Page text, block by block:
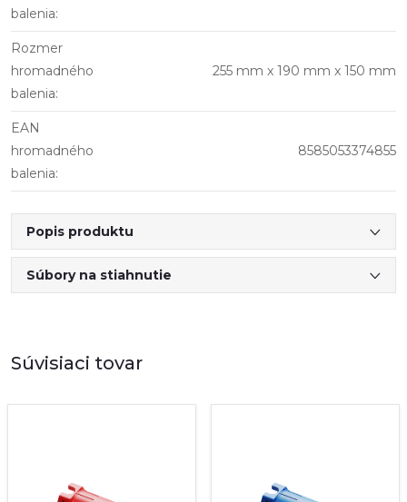
balenia:
Rozmer
hromadného
balenia:
255 mm x 190 mm x 150 mm
EAN
hromadného
balenia:
8585053374855
Popis produktu
Súbory na stiahnutie
Súvisiaci tovar